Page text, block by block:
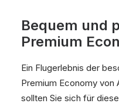
Bequem und
Premium
Ein Flugerlebnis der
Premium Economy von
sollten Sie sich für